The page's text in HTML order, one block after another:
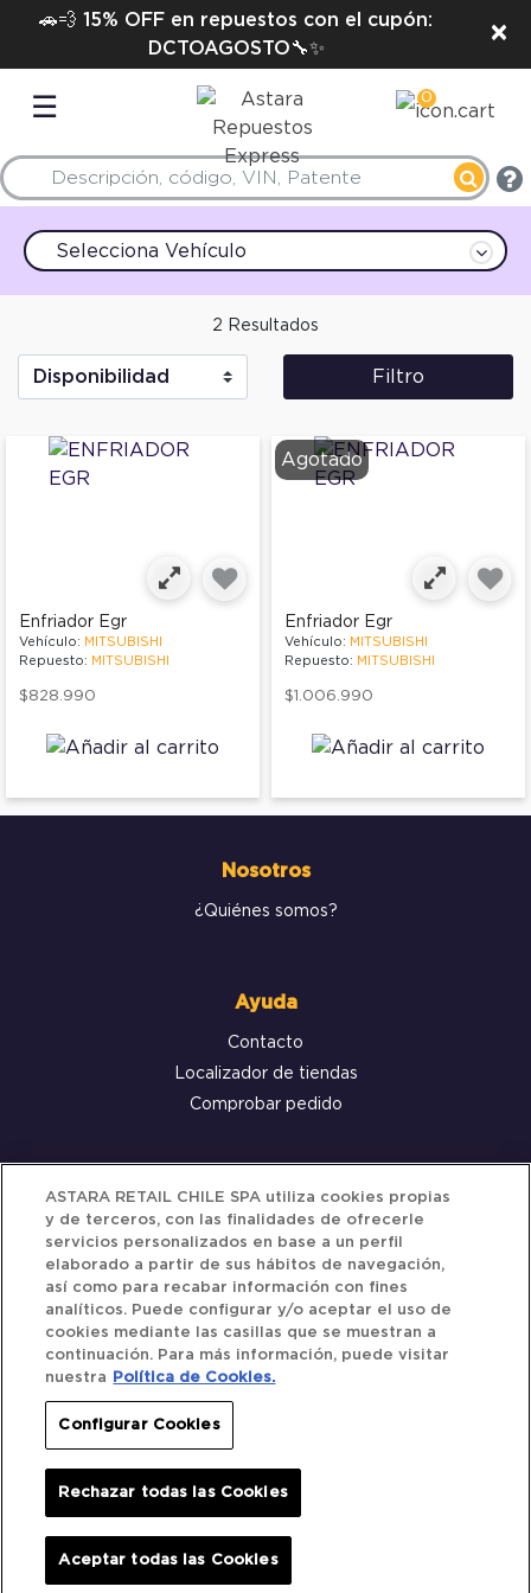
🚗💨 15% OFF en repuestos con el cupón:
DCTOAGOSTO🔧✨
×
☰ 0
Selecciona Vehículo
2 Resultados
Filtro
Enfriador Egr
Vehículo: MITSUBISHI
Repuesto: MITSUBISHI
$828.990
Agotado
Enfriador Egr
Vehículo: MITSUBISHI
Repuesto: MITSUBISHI
$1.006.990
Nosotros
¿Quiénes somos?
Ayuda
Contacto
Localizador de tiendas
Comprobar pedido
Servicio al cliente
Términos y Condiciones
Política de privacidad
Siguenos
Redes Sociales
Iberocar © 2025. All Rights Reserved.
ASTARA RETAIL CHILE SPA utiliza cookies propias
y de terceros, con las finalidades de ofrecerle
servicios personalizados en base a un perfil
elaborado a partir de sus hábitos de navegación,
así como para recabar información con fines
analíticos. Puede configurar y/o aceptar el uso de
cookies mediante las casillas que se muestran a
continuación. Para más información, puede visitar
nuestra
Política de Cookies.
Configurar Cookies
Rechazar todas las Cookies
Aceptar todas las Cookies